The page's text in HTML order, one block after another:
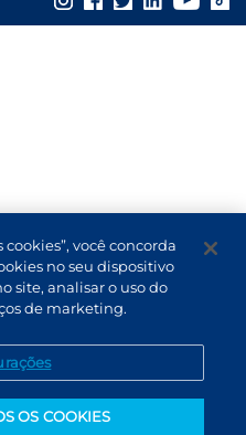
você concorda
no seu dispositivo
site, analisar o uso do
de marketing.
OS COOKIES